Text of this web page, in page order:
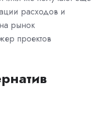
расходов и
рынок
проектов